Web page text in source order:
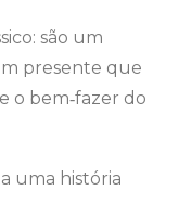
são um
presente que
o bem‑fazer do
uma história